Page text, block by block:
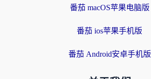
番茄 macOS苹果电脑版
番茄 ios苹果手机版
番茄 Android安卓手机版